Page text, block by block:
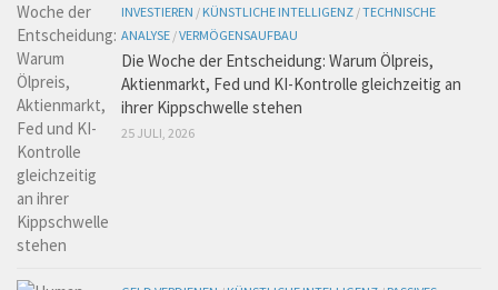
INVESTIEREN / KÜNSTLICHE INTELLIGENZ /TECHNISCHE
ANALYSE /VERMÖGENSAUFBAU
Die Woche der Entscheidung: Warum Ölpreis,
Aktienmarkt, Fed und KI-Kontrolle gleichzeitig an
ihrer Kippschwelle stehen
25 JULI, 2026